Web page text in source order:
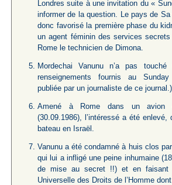
Londres suite à une invitation du «
informer de la question. Le pays de
donc favorisé la première phase du
un agent féminin des services secrets
Rome le technicien de Dimona.
Mordechai Vanunu n’a pas
renseignements fournis au
publiée par un journaliste de ce
Amené à Rome dans un avion
(30.09.1986), l’intéressé a été enlevé,
bateau en Israël.
Vanunu a été condamné à huis clos
qui lui a infligé une peine inhumaine
de mise au secret !!) et en faisant
Universelle des Droits de l’Homme